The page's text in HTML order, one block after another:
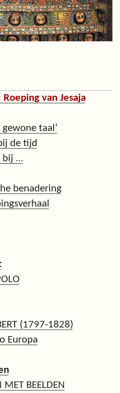
van Jesaja
gewone taal’
de tijd
bij ...
benadering
(1797-1828)
Europa
MET BEELDEN